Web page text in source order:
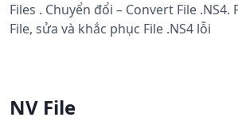
Files . Chuyển đổi – Convert File
File, sửa và khắc phục File .NS4 lỗi
NV File